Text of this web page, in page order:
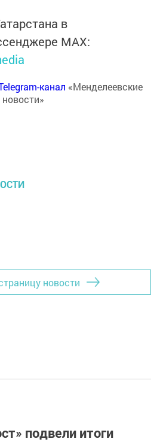
в
MАХ:
канал «Менделеевские
новости»
новости
подвели итоги